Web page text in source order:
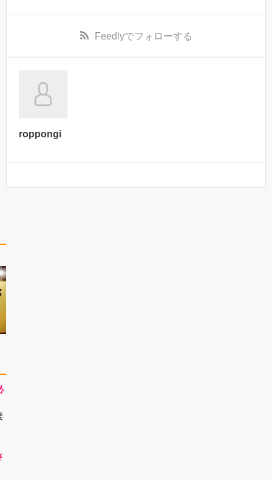
Feedlyでフォローする
roppongi